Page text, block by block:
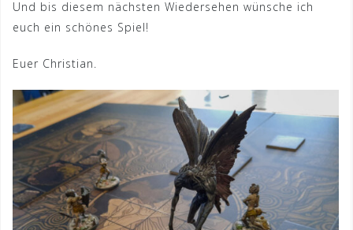
Und bis diesem nächsten Wiedersehen wünsche ich
euch ein schönes Spiel!
Euer Christian.